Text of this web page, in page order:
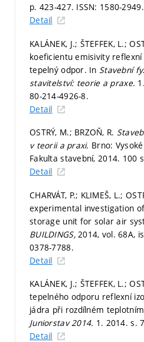
p. 423-427. ISSN: 1580-2949.
Detail
KALÁNEK, J.; ŠTEFFEK, L.;
koeficientu emisivity reflexní
tepelný odpor. In Stavební
stavitelství: teorie a praxe.
80-214-4926-8.
Detail
OSTRÝ, M.; BRZOŇ, R.
v teorii a praxi. Brno:
Fakulta stavební, 2014. 100
Detail
CHARVÁT, P.; KLIMEŠ, L.;
experimental investigation
storage unit for solar air
BUILDINGS, 2014, vol. 68A,
0378-7788.
Detail
KALÁNEK, J.; ŠTEFFEK, L.;
tepelného odporu reflexní
jádra při rozdílném
Juniorstav 2014. 1. 2014.s.
Detail